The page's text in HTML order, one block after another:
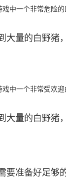
中一个非常危险
大量的白野猪
中一个非常受欢
大量的白野猪
要准备好足够